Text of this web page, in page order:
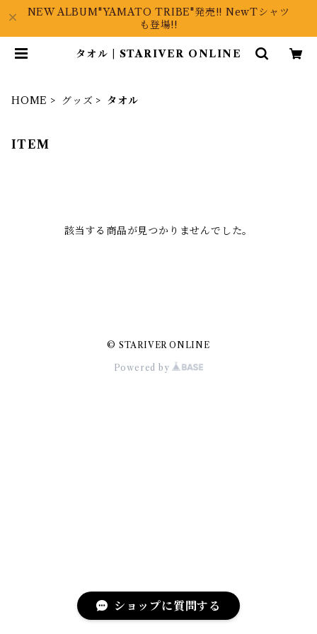
NEW ALBUM"YAMATO TRIBE"発売!! NewTシャツ
も登場!!
タオル | STARIVER ONLINE
HOME グッズ タオル
ITEM
該当する商品が見つかりませんでした。
© STARIVER ONLINE
Powered by
ショップに質問する